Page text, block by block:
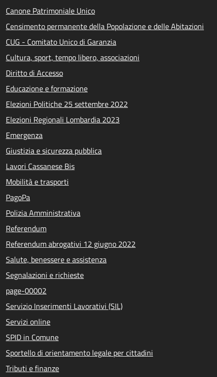
Canone Patrimoniale Unico
Censimento permanente della Popolazione e delle Abitazioni
CUG - Comitato Unico di Garanzia
Cultura, sport, tempo libero, associazioni
Diritto di Accesso
Educazione e formazione
Elezioni Politiche 25 settembre 2022
Elezioni Regionali Lombardia 2023
Emergenza
Giustizia e sicurezza pubblica
Lavori Cassanese Bis
Mobilità e trasporti
PagoPa
Polizia Amministrativa
Referendum
Referendum abrogativi 12 giugno 2022
Salute, benessere e assistenza
Segnalazioni e richieste
page-00002
Servizio Inserimenti Lavorativi (SIL)
Servizi online
SPID in Comune
Sportello di orientamento legale per cittadini
Tributi e finanze